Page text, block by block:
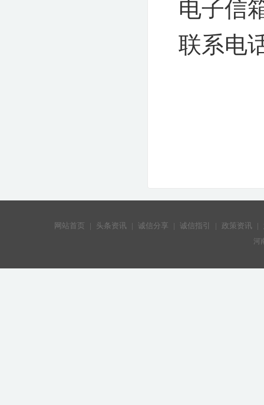
电子信
联系电
网站首页 | 头条资讯 | 诚信分享 | 诚信指引 | 政策资讯 |
河